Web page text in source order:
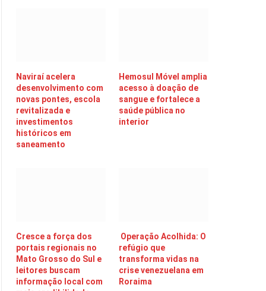
Naviraí acelera
desenvolvimento com
novas pontes, escola
revitalizada e
investimentos
históricos em
saneamento
Hemosul Móvel amplia
acesso à doação de
sangue e fortalece a
saúde pública no
interior
Cresce a força dos
portais regionais no
Mato Grosso do Sul e
leitores buscam
informação local com
Operação Acolhida: O
refúgio que
transforma vidas na
crise venezuelana em
Roraima